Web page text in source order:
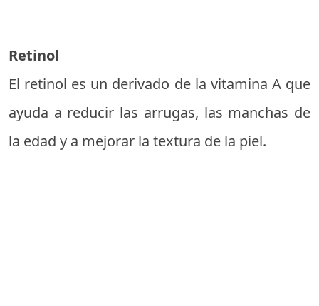
Retinol
El retinol es un derivado de la vitamina A que
ayuda a reducir las arrugas, las manchas de
la edad y a mejorar la textura de la piel.